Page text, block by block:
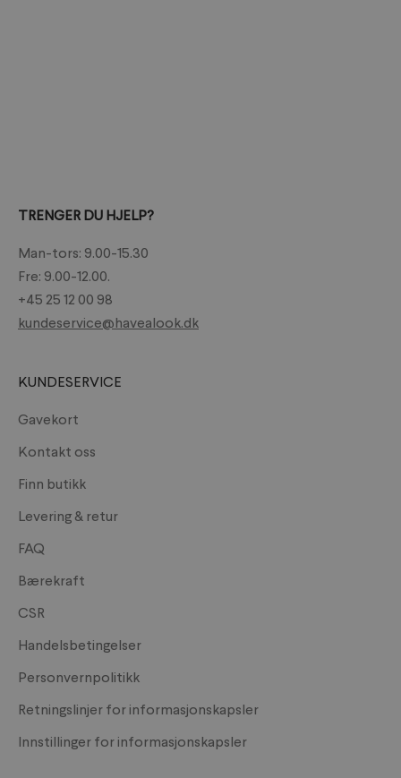
TRENGER DU HJELP?
Man-tors: 9.00-15.30
Fre: 9.00-12.00.
+45 25 12 00 98
kundeservice@havealook.dk
KUNDESERVICE
Gavekort
Kontakt oss
Finn butikk
Levering & retur
FAQ
Bærekraft
CSR
Handelsbetingelser
Personvernpolitikk
Retningslinjer for informasjonskapsler
Innstillinger for informasjonskapsler